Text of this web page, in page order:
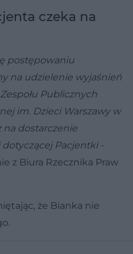
czeka na
postępowaniu
na udzielenie wyjaśnień
Publicznych
im. Dzieci Warszawy w
na dostarczenie
Pacjentki -
z Biura Rzecznika Praw
że Bianka nie